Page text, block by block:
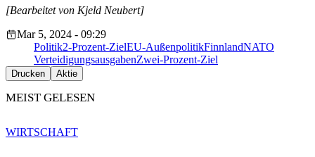
[Bearbeitet von Kjeld Neubert]
Mar 5, 2024 - 09:29
Politik2-Prozent-ZielEU-AußenpolitikFinnlandNATO
VerteidigungsausgabenZwei-Prozent-Ziel
Drucken Aktie
MEIST GELESEN
WIRTSCHAFT